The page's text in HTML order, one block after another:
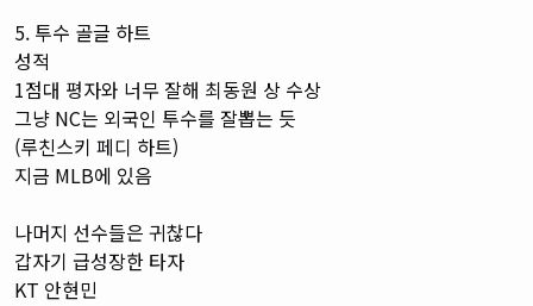
5. 투수 골글 하트
성적
1점대 평자와 너무 잘해 최동원 상 수상
그냥 NC는 외국인 투수를 잘뽑는 듯
(루친스키 페디 하트)
지금 MLB에 있음
나머지 선수들은 귀찮다
갑자기 급성장한 타자
KT 안현민